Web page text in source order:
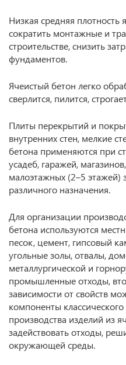
Низкая средняя плотность
сократить монтажные и
строительстве, снизить
фундаментов.
Ячеистый бетон легко
сверлится, пилится,
Плиты перекрытий и
внутренних стен, мелкие
бетона применяются при
усадеб, гаражей,
малоэтажных (2–5 этажей)
различного назначения.
Для организации
бетона используются
песок, цемент, гипсовый
угольные золы, отвалы,
металлургической и
промышленные отходы,
зависимости от свойств
компоненты классического
производства изделий из
задействовать отходы,
окружающей среды.